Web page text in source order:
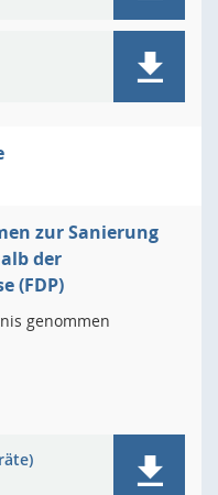
zur Sanierung
der
(FDP)
genommen